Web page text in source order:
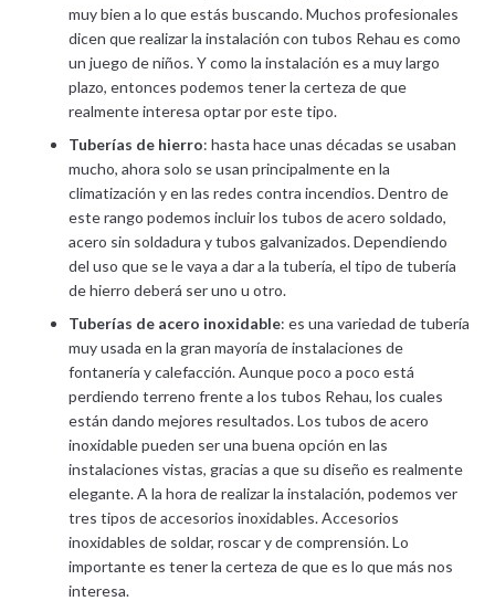
muy bien a lo que estás buscando. Muchos profesionales
dicen que realizar la instalación con tubos Rehau es como
un juego de niños. Y como la instalación es a muy largo
plazo, entonces podemos tener la certeza de que
realmente interesa optar por este tipo.
Tuberías de hierro: hasta hace unas décadas se usaban
mucho, ahora solo se usan principalmente en la
climatización y en las redes contra incendios. Dentro de
este rango podemos incluir los tubos de acero soldado,
acero sin soldadura y tubos galvanizados. Dependiendo
del uso que se le vaya a dar a la tubería, el tipo de tubería
de hierro deberá ser uno u otro.
Tuberías de acero inoxidable: es una variedad de tubería
muy usada en la gran mayoría de instalaciones de
fontanería y calefacción. Aunque poco a poco está
perdiendo terreno frente a los tubos Rehau, los cuales
están dando mejores resultados. Los tubos de acero
inoxidable pueden ser una buena opción en las
instalaciones vistas, gracias a que su diseño es realmente
elegante. A la hora de realizar la instalación, podemos ver
tres tipos de accesorios inoxidables. Accesorios
inoxidables de soldar, roscar y de comprensión. Lo
importante es tener la certeza de que es lo que más nos
interesa.